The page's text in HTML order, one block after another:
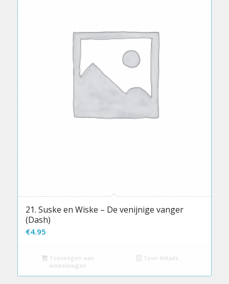
21. Suske en Wiske – De venijnige vanger
(Dash)
€4.95
Toevoegen aan
winkelwagen
Toon details